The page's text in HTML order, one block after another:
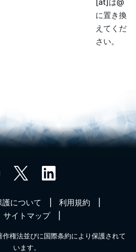
に置き換
えてくだ
さい。
について
利用規約
サイトマップ
権法並びに国際条約により保護されて
います。